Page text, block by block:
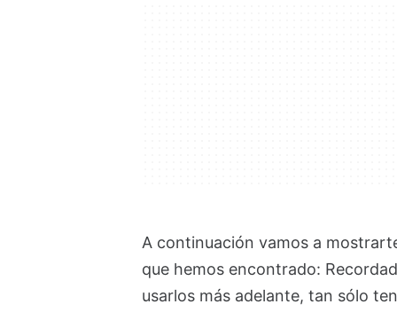
A continuación vamos a
que hemos encontrado:
usarlos más adelante, tan sólo